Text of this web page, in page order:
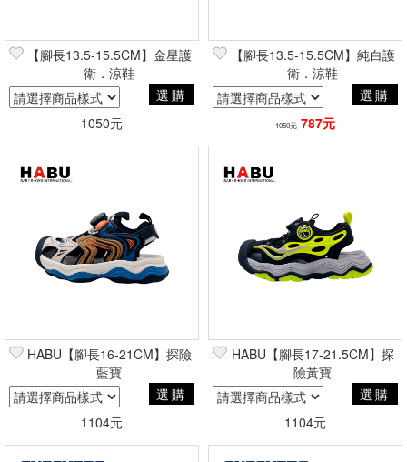
【腳長13.5-15.5CM】金星護
衛．涼鞋
選購
1050元
【腳長13.5-15.5CM】純白護
衛．涼鞋
選購
1050元 787元
HABU【腳長16-21CM】探險
藍寶
選購
1104元
HABU【腳長17-21.5CM】探
險黃寶
選購
1104元